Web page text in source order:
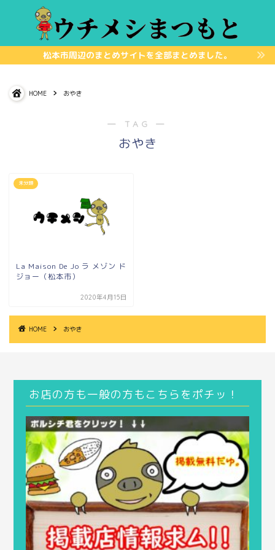
松本市周辺のまとめサイトを全部まとめました。
HOME おやき
― TAG ―
おやき
未分類
La Maison De Jo ラ メゾン ド
ジョー（松本市）
2020年4月15日
HOME おやき
お店の方も一般の方もこちらをポチッ！